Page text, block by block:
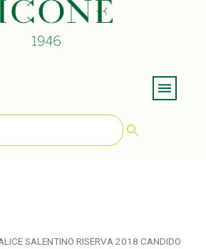
SALENTINO RISERVA 2018 CANDIDO